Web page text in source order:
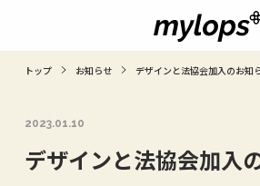
トップ お知らせ デザインと法協会加入のお知
2023.01.10
デザインと法協会加入